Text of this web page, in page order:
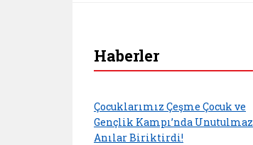
Haberler
Çocuklarımız Çeşme Çocuk ve
Gençlik Kampı’nda Unutulmaz
Anılar Biriktirdi!